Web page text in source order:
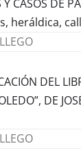
Y CASOS DE
heráldica,
DEL
DE